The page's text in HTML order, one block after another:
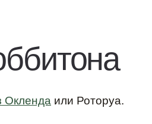
Окленда или Роторуа.